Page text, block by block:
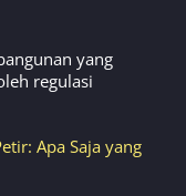
yang
regulasi
Apa Saja yang